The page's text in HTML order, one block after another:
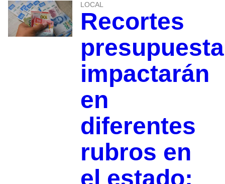
LOCAL
Recortes
impactarán
en
diferentes
rubros en
el estado;